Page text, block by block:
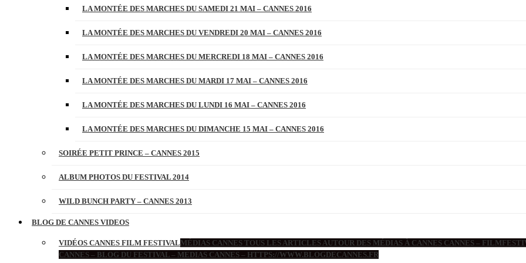
LA MONTÉE DES MARCHES DU SAMEDI 21 MAI – CANNES 2016
LA MONTÉE DES MARCHES DU VENDREDI 20 MAI – CANNES 2016
LA MONTÉE DES MARCHES DU MERCREDI 18 MAI – CANNES 2016
LA MONTÉE DES MARCHES DU MARDI 17 MAI – CANNES 2016
LA MONTÉE DES MARCHES DU LUNDI 16 MAI – CANNES 2016
LA MONTÉE DES MARCHES DU DIMANCHE 15 MAI – CANNES 2016
SOIRÉE PETIT PRINCE – CANNES 2015
ALBUM PHOTOS DU FESTIVAL 2014
WILD BUNCH PARTY – CANNES 2013
BLOG DE CANNES VIDEOS
VIDÉOS CANNES FILM FESTIVALMÉDIAS CANNES TOUS LES ARTICLES AUTOUR DES MÉDIAS À CANNES CANNES –
CANNES – BLOG DU FESTIVAL – MEDIAS CANNES – HTTPS://WWW.BLOGDECANNES.FR